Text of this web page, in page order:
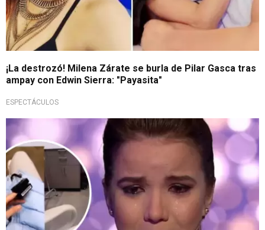
¡La destrozó! Milena Zárate se burla de Pilar Gasca tras
ampay con Edwin Sierra: "Payasita"
ESPECTÁCULOS